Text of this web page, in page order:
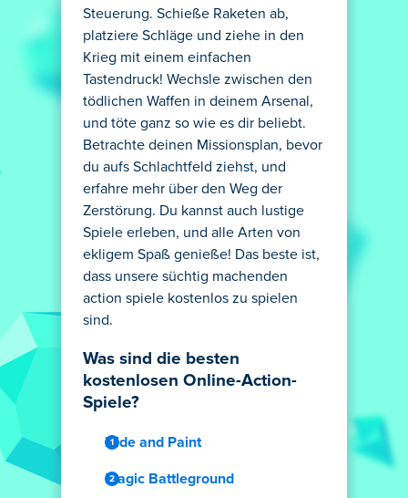
Steuerung. Schieße Raketen ab,
platziere Schläge und ziehe in den
Krieg mit einem einfachen
Tastendruck! Wechsle zwischen den
tödlichen Waffen in deinem Arsenal,
und töte ganz so wie es dir beliebt.
Betrachte deinen Missionsplan, bevor
du aufs Schlachtfeld ziehst, und
erfahre mehr über den Weg der
Zerstörung. Du kannst auch lustige
Spiele erleben, und alle Arten von
ekligem Spaß genieße! Das beste ist,
dass unsere süchtig machenden
action spiele kostenlos zu spielen
sind.
Was sind die besten
kostenlosen Online-Action-
Spiele?
Hide and Paint
Magic Battleground